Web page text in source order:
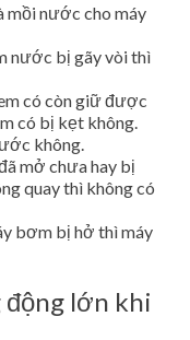
mồi nước cho máy
nước bị gãy vòi thì
có còn giữ được
có bị kẹt không.
không.
mở chưa hay bị
quay thì không có
bơm bị hở thì máy
lớn khi